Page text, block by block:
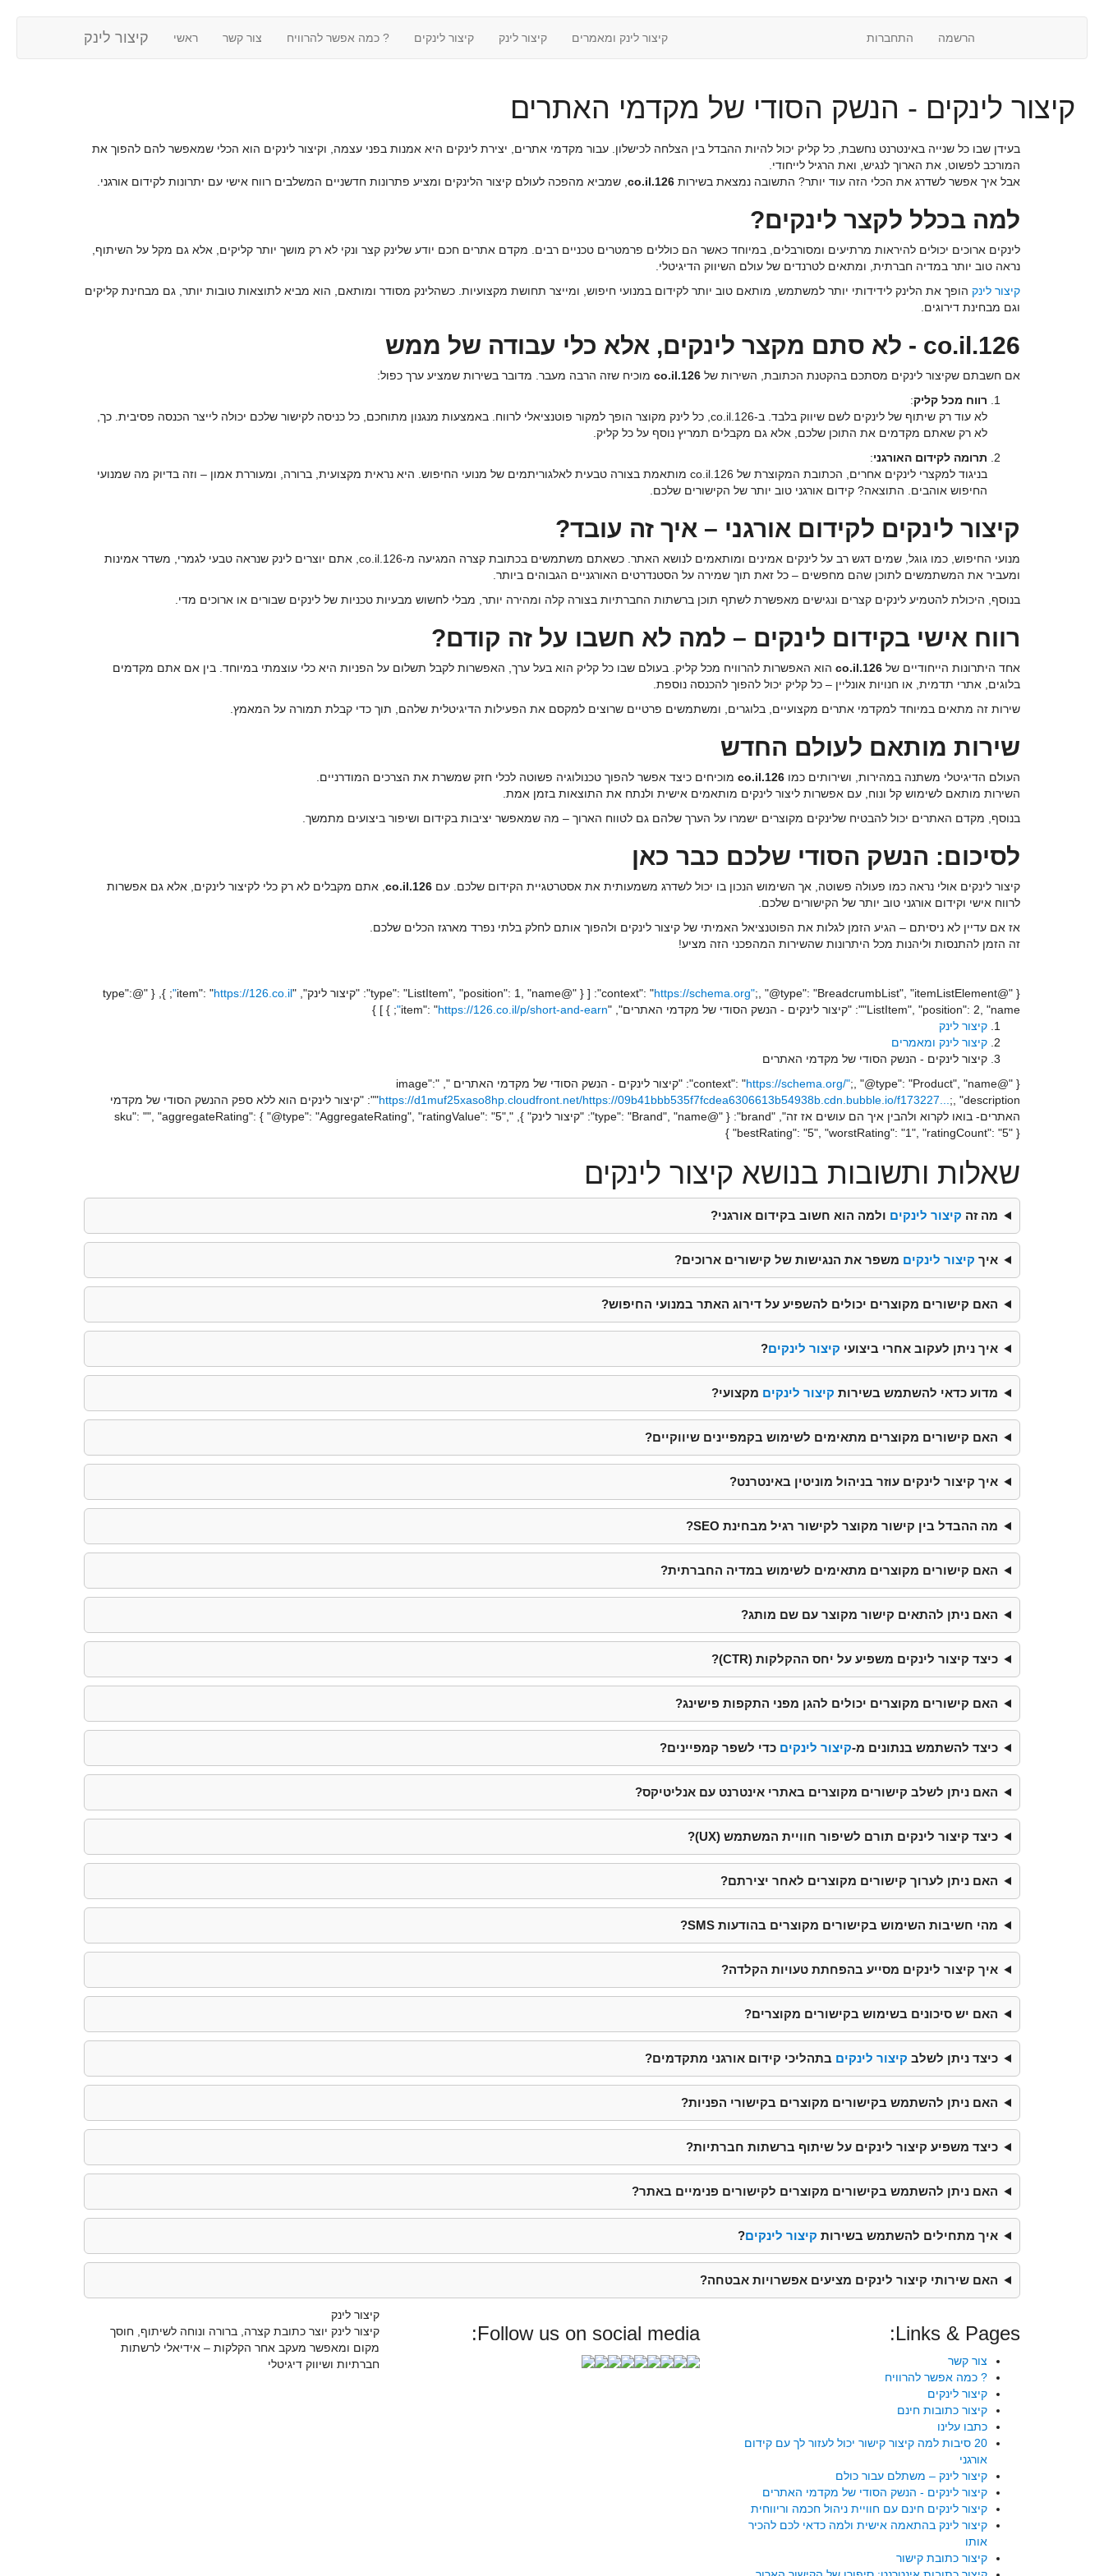
קיצור לינק ראשי צור קשר ? כמה אפשר להרוויח קיצור לינקים קיצור לינק קיצור לינק ומאמרים התחברות הרשמה
קיצור לינקים - הנשק הסודי של מקדמי האתרים
בעידן שבו כל שנייה באינטרנט נחשבת, כל קליק יכול להיות ההבדל בין הצלחה לכישלון. עבור מקדמי אתרים, יצירת לינקים היא אמנות בפני עצמה, וקיצור לינקים הוא הכלי שמאפשר להם להפוך את
המורכב לפשוט, את הארוך לנגיש, ואת הרגיל לייחודי.
אבל איך אפשר לשדרג את הכלי הזה עוד יותר? התשובה נמצאת בשירות 126.co.il , שמביא מהפכה לעולם קיצור הלינקים ומציע פתרונות חדשניים המשלבים רווח אישי עם יתרונות לקידום אורגני.
למה בכלל לקצר לינקים?
לינקים ארוכים יכולים להיראות מרתיעים ומסורבלים, במיוחד כאשר הם כוללים פרמטרים טכניים רבים. מקדם אתרים חכם יודע שלינק קצר ונקי לא רק מושך יותר קליקים, אלא גם מקל על השיתוף,
נראה טוב יותר במדיה חברתית, ומתאים לטרנדים של עולם השיווק הדיגיטלי.
קיצור לינק הופך את הלינק לידידותי יותר למשתמש, מותאם טוב יותר לקידום במנועי חיפוש, ומייצר תחושת מקצועיות. כשהלינק מסודר ומותאם, הוא מביא לתוצאות טובות יותר, גם מבחינת קליקים
וגם מבחינת דירוגים.
126.co.il - לא סתם מקצר לינקים, אלא כלי עבודה של ממש
אם חשבתם שקיצור לינקים מסתכם בהקטנת הכתובת, השירות של 126.co.il
מוכיח שזה הרבה מעבר. מדובר בשירות שמציע ערך כפול:
רווח מכל קליק:
לא עוד רק שיתוף של לינקים לשם שיווק בלבד. ב-126.co.il, כל לינק מקוצר הופך למקור פוטנציאלי לרווח. באמצעות מנגנון מתוחכם, כל כניסה לקישור שלכם יכולה לייצר הכנסה פסיבית. כך,
לא רק שאתם מקדמים את התוכן שלכם, אלא גם מקבלים תמריץ נוסף על כל קליק.
תרומה לקידום האורגני:
בניגוד למקצרי לינקים אחרים, הכתובת המקוצרת של 126.co.il מותאמת בצורה טבעית לאלגוריתמים של מנועי החיפוש. היא נראית מקצועית, ברורה, ומעוררת אמון – וזה בדיוק מה שמנועי
החיפוש אוהבים. התוצאה? קידום אורגני טוב יותר של הקישורים שלכם.
קיצור לינקים לקידום אורגני – איך זה עובד?
מנועי החיפוש, כמו גוגל, שמים דגש רב על לינקים אמינים ומותאמים לנושא האתר. כשאתם משתמשים בכתובת קצרה המגיעה מ-126.co.il, אתם יוצרים לינק שנראה טבעי לגמרי, משדר אמינות
ומעביר את המשתמשים לתוכן שהם מחפשים – כל זאת תוך שמירה על הסטנדרטים האורגניים הגבוהים ביותר.
בנוסף, היכולת להטמיע לינקים קצרים ונגישים מאפשרת לשתף תוכן ברשתות החברתיות בצורה קלה ומהירה יותר, מבלי לחשוש מבעיות טכניות של לינקים שבורים או ארוכים מדי.
רווח אישי בקידום לינקים – למה לא חשבו על זה קודם?
אחד היתרונות הייחודיים של 126.co.il
הוא האפשרות להרוויח מכל קליק. בעולם שבו כל קליק הוא בעל ערך, האפשרות לקבל תשלום על הפניות היא כלי עוצמתי במיוחד. בין אם אתם מקדמים
בלוגים, אתרי תדמית, או חנויות אונליין – כל קליק יכול להפוך להכנסה נוספת.
שירות זה מתאים במיוחד למקדמי אתרים מקצועיים, בלוגרים, ומשתמשים פרטיים שרוצים למקסם את הפעילות הדיגיטלית שלהם, תוך כדי קבלת תמורה על המאמץ.
שירות מותאם לעולם החדש
העולם הדיגיטלי משתנה במהירות, ושירותים כמו 126.co.il
מוכיחים כיצד אפשר להפוך טכנולוגיה פשוטה לכלי חזק שמשרת את הצרכים המודרניים.
השירות מותאם לשימוש קל ונוח, עם אפשרות ליצור לינקים מותאמים אישית ולנתח את התוצאות בזמן אמת.
בנוסף, מקדם האתרים יכול להבטיח שלינקים מקוצרים ישמרו על הערך שלהם גם לטווח הארוך – מה שמאפשר יציבות בקידום ושיפור ביצועים מתמשך.
לסיכום: הנשק הסודי שלכם כבר כאן
קיצור לינקים אולי נראה כמו פעולה פשוטה, אך השימוש הנכון בו יכול לשדרג משמעותית את אסטרטגיית הקידום שלכם. עם 126.co.il
, אתם מקבלים לא רק כלי לקיצור לינקים, אלא גם אפשרות
לרווח אישי וקידום אורגני טוב יותר של הקישורים שלכם.
אז אם עדיין לא ניסיתם – הגיע הזמן לגלות את הפוטנציאל האמיתי של קיצור לינקים ולהפוך אותם לחלק בלתי נפרד מארגז הכלים שלכם.
זה הזמן להתנסות וליהנות מכל היתרונות שהשירות המהפכני הזה מציע!
{ "@context": "
https://schema.org";, "@type": "BreadcrumbList", "itemListElement": [ { "@type": "ListItem", "position": 1, "name": "קיצור לינק", "item": " https://126.co.il"
; }, { "@type":
"ListItem", "position": 2, "name": "קיצור לינקים - הנשק הסודי של מקדמי האתרים", "item": "
https://126.co.il/p/short-and-earn"
; } ] }
קיצור לינק
קיצור לינק ומאמרים
קיצור לינקים - הנשק הסודי של מקדמי האתרים
{ "@context": "
https://schema.org/"
;, "@type": "Product", "name": "קיצור לינקים - הנשק הסודי של מקדמי האתרים ", "image":
"https://d1muf25xaso8hp.cloudfront.net/https://09b41bbb535f7fcdea6306613b54938b.cdn.bubble.io/f173227... ;, "description": "קיצור לינקים הוא ללא ספק ההנשק הסודי של מקדמי
האתרים- בואו לקרוא ולהבין איך הם עושים אז זה", "brand": { "@type": "Brand", "name": "קיצור לינק" }, "sku": "", "aggregateRating": { "@type": "AggregateRating", "ratingValue": "5",
"bestRating": "5", "worstRating": "1", "ratingCount": "5" } }
שאלות ותשובות בנושא קיצור לינקים
מה זה קיצור לינקים ולמה הוא חשוב בקידום אורגני?
איך קיצור לינקים משפר את הנגישות של קישורים ארוכים?
האם קישורים מקוצרים יכולים להשפיע על דירוג האתר במנועי החיפוש?
איך ניתן לעקוב אחרי ביצועי קיצור לינקים?
מדוע כדאי להשתמש בשירות קיצור לינקים מקצועי?
האם קישורים מקוצרים מתאימים לשימוש בקמפיינים שיווקיים?
איך קיצור לינקים עוזר בניהול מוניטין באינטרנט?
מה ההבדל בין קישור מקוצר לקישור רגיל מבחינת SEO?
האם קישורים מקוצרים מתאימים לשימוש במדיה החברתית?
האם ניתן להתאים קישור מקוצר עם שם מותג?
כיצד קיצור לינקים משפיע על יחס ההקלקות (CTR)?
האם קישורים מקוצרים יכולים להגן מפני התקפות פישינג?
כיצד להשתמש בנתונים מ-קיצור לינקים כדי לשפר קמפיינים?
האם ניתן לשלב קישורים מקוצרים באתרי אינטרנט עם אנליטיקס?
כיצד קיצור לינקים תורם לשיפור חוויית המשתמש (UX)?
האם ניתן לערוך קישורים מקוצרים לאחר יצירתם?
מהי חשיבות השימוש בקישורים מקוצרים בהודעות SMS?
איך קיצור לינקים מסייע בהפחתת טעויות הקלדה?
האם יש סיכונים בשימוש בקישורים מקוצרים?
כיצד ניתן לשלב קיצור לינקים בתהליכי קידום אורגני מתקדמים?
האם ניתן להשתמש בקישורים מקוצרים בקישורי הפניות?
כיצד משפיע קיצור לינקים על שיתוף ברשתות חברתיות?
האם ניתן להשתמש בקישורים מקוצרים לקישורים פנימיים באתר?
איך מתחילים להשתמש בשירות קיצור לינקים?
האם שירותי קיצור לינקים מציעים אפשרויות אבטחה?
קיצור לינק
קיצור לינק יוצר כתובת קצרה, ברורה ונוחה לשיתוף, חוסך
מקום ומאפשר מעקב אחר הקלקות – אידיאלי לרשתות
חברתיות ושיווק דיגיטלי
Follow us on social media: Links & Pages:
צור קשר
? כמה אפשר להרוויח
קיצור לינקים
קיצור כתובות חינם
כתבו עלינו
20 סיבות למה קיצור קישור יכול לעזור לך עם קידום
אורגני
קיצור לינק – משתלם עבור כולם
קיצור לינקים - הנשק הסודי של מקדמי האתרים
קיצור לינקים חינם עם חוויית ניהול חכמה וריווחית
קיצור לינק בהתאמה אישית ולמה כדאי לכם להכיר
אותו
קיצור כתובת קישור